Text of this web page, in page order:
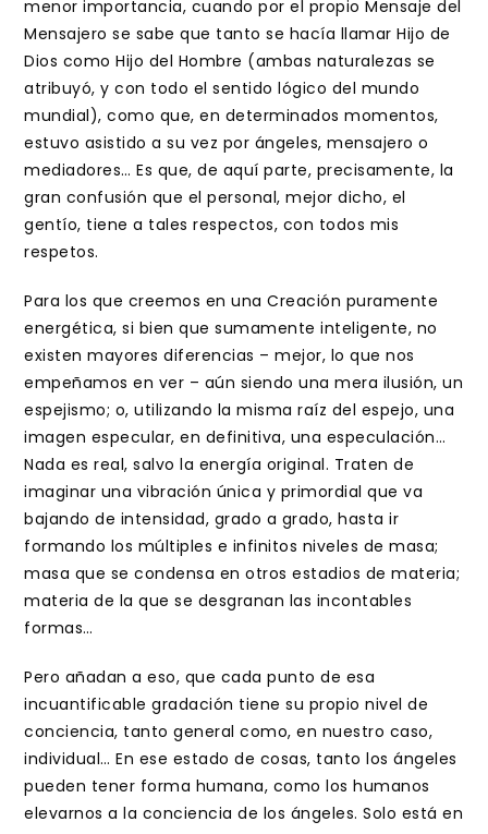
menor importancia, cuando por el propio Mensaje del
Mensajero se sabe que tanto se hacía llamar Hijo de
Dios como Hijo del Hombre (ambas naturalezas se
atribuyó, y con todo el sentido lógico del mundo
mundial), como que, en determinados momentos,
estuvo asistido a su vez por ángeles, mensajero o
mediadores… Es que, de aquí parte, precisamente, la
gran confusión que el personal, mejor dicho, el
gentío, tiene a tales respectos, con todos mis
respetos.
Para los que creemos en una Creación puramente
energética, si bien que sumamente inteligente, no
existen mayores diferencias – mejor, lo que nos
empeñamos en ver – aún siendo una mera ilusión, un
espejismo; o, utilizando la misma raíz del espejo, una
imagen especular, en definitiva, una especulación…
Nada es real, salvo la energía original. Traten de
imaginar una vibración única y primordial que va
bajando de intensidad, grado a grado, hasta ir
formando los múltiples e infinitos niveles de masa;
masa que se condensa en otros estadios de materia;
materia de la que se desgranan las incontables
formas…
Pero añadan a eso, que cada punto de esa
incuantificable gradación tiene su propio nivel de
conciencia, tanto general como, en nuestro caso,
individual… En ese estado de cosas, tanto los ángeles
pueden tener forma humana, como los humanos
elevarnos a la conciencia de los ángeles. Solo está en